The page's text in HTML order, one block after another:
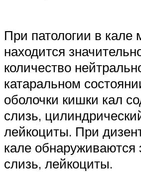
При патологии в кале
находится
количество
катаральном
оболочки кишки кал
слизь,
лейкоциты. При
кале обнаруживаются
слизь, лейкоци­ты.